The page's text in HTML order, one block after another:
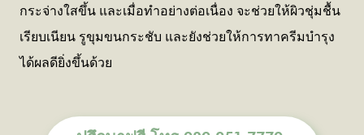
กระจ่างใสขึ้น และเมื่อทำอย่างต่อเนื่อง จะช่วยให้ผิวชุ่มชื้น
เรียบเนียน รูขุมขนกระชับ และยังช่วยให้การทาครีมบำรุง
ได้ผลดียิ่งขึ้นด้วย